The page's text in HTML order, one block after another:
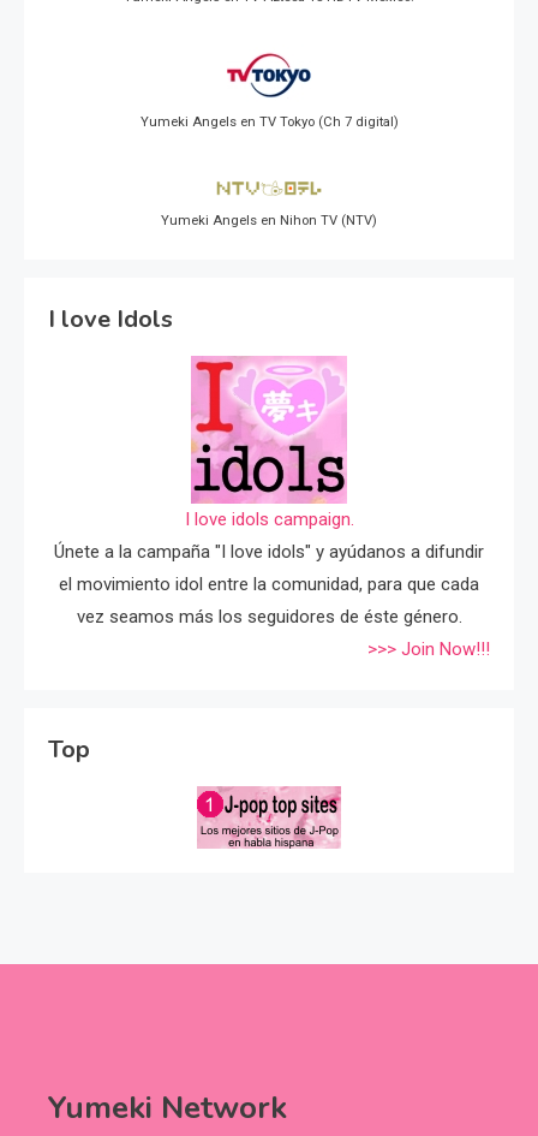
Yumeki Angels en TV Tokyo (Ch 7 digital)
Yumeki Angels en Nihon TV (NTV)
I love Idols
I love idols campaign.
Únete a la campaña "I love idols" y ayúdanos a difundir
el movimiento idol entre la comunidad, para que cada
vez seamos más los seguidores de éste género.
>>> Join Now!!!
Top
Yumeki Network